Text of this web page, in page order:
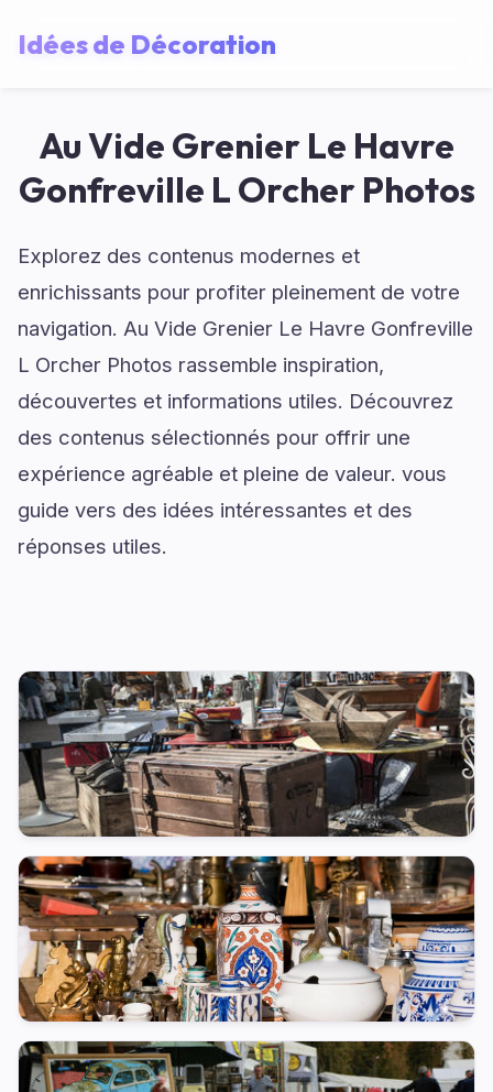
Idées de Décoration
Au Vide Grenier Le Havre
Gonfreville L Orcher Photos
Explorez des contenus modernes et
enrichissants pour profiter pleinement de votre
navigation. Au Vide Grenier Le Havre Gonfreville
L Orcher Photos rassemble inspiration,
découvertes et informations utiles. Découvrez
des contenus sélectionnés pour offrir une
expérience agréable et pleine de valeur. vous
guide vers des idées intéressantes et des
réponses utiles.